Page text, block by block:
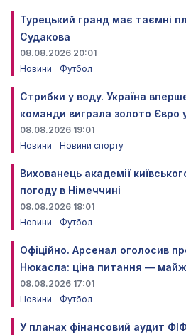
Турецький гранд має таємні
Судакова
08.08.2026 20:01
Новини
Футбол
Стрибки у воду. Україна
команди виграла золото Євро
08.08.2026 19:01
Новини
Новини спорту
Вихованець академії
погоду в Німеччині
08.08.2026 18:01
Новини
Футбол
Офіційно. Арсенал оголосив
Нюкасла: ціна питання —
08.08.2026 17:01
Новини
Футбол
У планах фінансовий аудит